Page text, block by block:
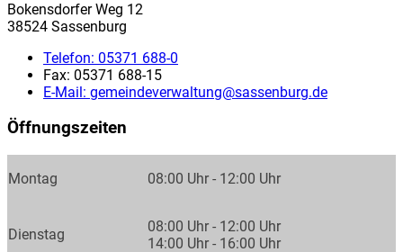
Bokensdorfer Weg 12
38524 Sassenburg
Telefon: 05371 688-0
Fax: 05371 688-15
E-Mail: gemeindeverwaltung@sassenburg.de
Öffnungszeiten
Montag 08:00 Uhr - 12:00 Uhr
Dienstag
08:00 Uhr - 12:00 Uhr
14:00 Uhr - 16:00 Uhr